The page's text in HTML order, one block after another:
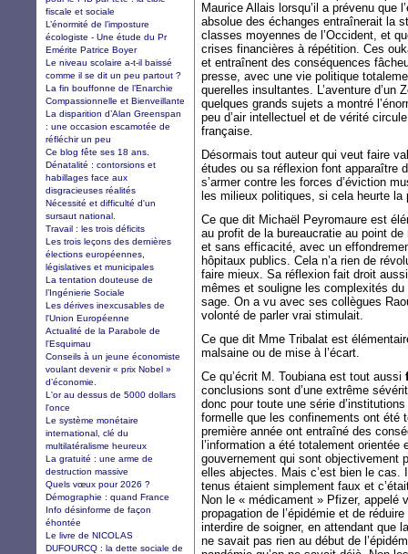
Maurice Allais lorsqu’il a prévenu que
absolue des échanges entraînerait la
classes moyennes de l’Occident, et
crises financières à répétition. Ces
et entraînent des conséquences
presse, avec une vie politique
querelles insultantes. L’aventure d’un
quelques grands sujets a montré
peu d’air intellectuel et de vérité
française.
Désormais tout auteur qui veut faire
études ou sa réflexion font apparaître
s’armer contre les forces d’éviction
les milieux politiques, si cela heurte la
Ce que dit Michaël Peyromaure est
au profit de la bureaucratie au point
et sans efficacité, avec un
hôpitaux publics. Cela n’a rien de
faire mieux. Sa réflexion fait droit
mêmes et souligne les complexités
sage. On a vu avec ses collègues
volonté de parler vrai stimulait.
Ce que dit Mme Tribalat est
malsaine ou de mise à l’écart.
Ce qu’écrit M. Toubiana est tout aussi
conclusions sont d’une extrême
donc pour toute une série
formelle que les confinements ont été
première année ont entraîné des
l’information a été totalement
gouvernement qui sont objectivement
elles abjectes. Mais c’est bien le cas.
tenus étaient simplement faux et
Non le « médicament » Pfizer, appelé
propagation de l’épidémie et de
interdire de soigner, en attendant que
ne savait pas rien au début de
fiscale et sociale
L’énormité de l’imposture
écologiste - Une étude du Pr
Emérite Patrice Boyer
Le niveau scolaire a-t-il baissé
comme il se dit un peu partout ?
La fin bouffonne de l’Enarchie
Compassionnelle et Bienveillante
La disparition d’Alan Greenspan
: une occasion escamotée de
réfléchir un peu
Ce blog fête ses 18 ans.
Dénatalité : contorsions et
habillages face aux
disgracieuses réalités
Nécessité et difficulté d'un
sursaut national.
Travail : les trois déficits
Les trois leçons des dernières
élections européennes,
législatives et municipales
La tentation douteuse de
l’Ingénierie Sociale
Les dérives inexcusables de
l'Union Européenne
Actualité de la Parabole de
l'Esquimau
Conseils à un jeune économiste
voulant devenir « prix Nobel »
d’économie.
L'or au dessus de 5000 dollars
l'once
Le système monétaire
international, clé du
multilatéralisme heureux
La gratuité : une arme de
destruction massive
Quels vœux pour 2026 ?
Démographie : quand France
Info désinforme de façon
éhontée
Le livre de NICOLAS
DUFOURCQ : la dette sociale de